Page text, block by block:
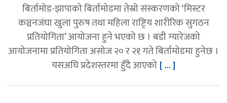
बिर्तामोड-झापाको बिर्तामोडमा तेस्रो संस्करणको ‘मिस्टर
कञ्चनजंघा खुला पुरुष तथा महिला राष्ट्रिय शारीरिक सुगठन
प्रतियोगिता’ आयोजना हुने भएको छ । बडी ग्यारेजको
आयोजनामा प्रतियोगिता असोज २० र २१ गते बिर्तामोडमा हुनेछ ।
यसअघि प्रदेशस्तरमा हुँदै आएको[ ... ]